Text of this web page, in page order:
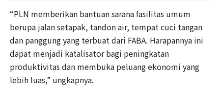
“PLN memberikan bantuan sarana fasilitas umum
berupa jalan setapak, tandon air, tempat cuci tangan
dan panggung yang terbuat dari FABA. Harapannya ini
dapat menjadi katalisator bagi peningkatan
produktivitas dan membuka peluang ekonomi yang
lebih luas,” ungkapnya.